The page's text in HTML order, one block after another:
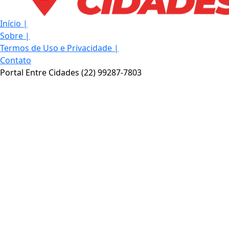
Início |
Sobre |
Termos de Uso e Privacidade |
Contato
Portal Entre Cidades (22) 99287-7803